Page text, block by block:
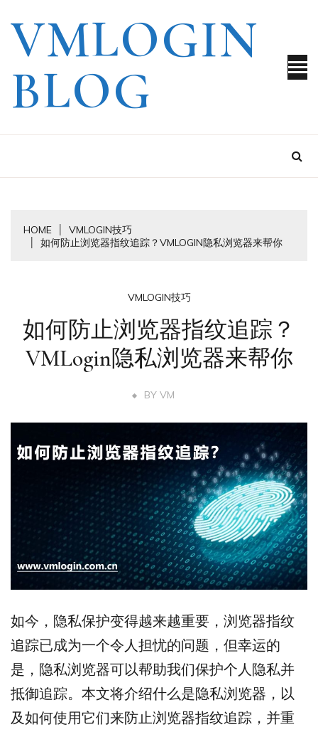
content
VMLOGIN
BLOG
HOME
VMLOGIN技巧
如何防止浏览器指纹追踪？VMLOGIN隐私浏览器来帮你
VMLOGIN技巧
如何防止浏览器指纹追踪？
VMLogin隐私浏览器来帮你
BY VM
如今，隐私保护变得越来越重要，浏览器指纹
追踪已成为一个令人担忧的问题，但幸运的
是，隐私浏览器可以帮助我们保护个人隐私并
抵御追踪。本文将介绍什么是隐私浏览器，以
及如何使用它们来防止浏览器指纹追踪，并重